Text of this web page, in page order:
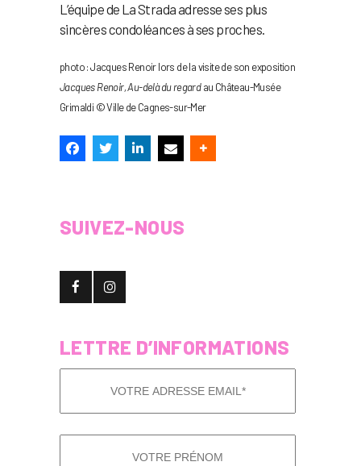
L’équipe de La Strada adresse ses plus
sincères condoléances à ses proches.
photo : Jacques Renoir lors de la visite de son exposition
Jacques Renoir, Au-delà du regardau Château-Musée
Grimaldi © Ville de Cagnes-sur-Mer
SUIVEZ-NOUS
LETTRE D’INFORMATIONS